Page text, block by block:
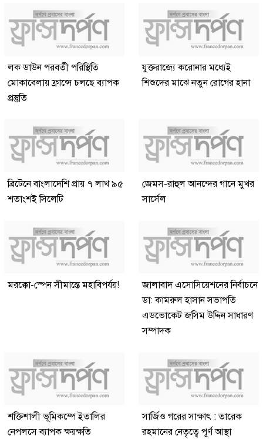
লক ডাউন পরবর্তী পরিস্থিতি
মোকাবেলায় ফ্রান্সে চলছে ব্যাপক
প্রস্তুতি
যুক্তরাজ্যে করোনার মধ্যেই
শিশুদের মাঝে নতুন রোগের হানা
ব্রিটেনে বাংলাদেশি প্রায় ৭ লাখ ৯৫
শতাংশই সিলেটি
জেমস-রাহুল আনন্দের গানে মুখর
সার্সেল
মরক্কো-স্পেন সীমান্তে মহাবিপর্যয়!
জালাবাদ এসোসিয়েশনের নির্বাচনে
ডা: কামরুল হাসান সভাপতি
এডভোকেট জসিম উদ্দিন সাধারণ
সম্পাদক
শক্তিশালী ভূমিকম্পে ইতালির
নেপলসে ব্যাপক ক্ষয়ক্ষতি
সার্জিও গরের সাক্ষাৎ : তারেক
রহমানের নেতৃত্বে পূর্ণ আস্থা